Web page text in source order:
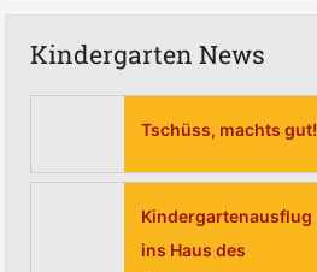
Kindergarten News
Tschüss, machts gut!
Kindergartenausflug
ins Haus des